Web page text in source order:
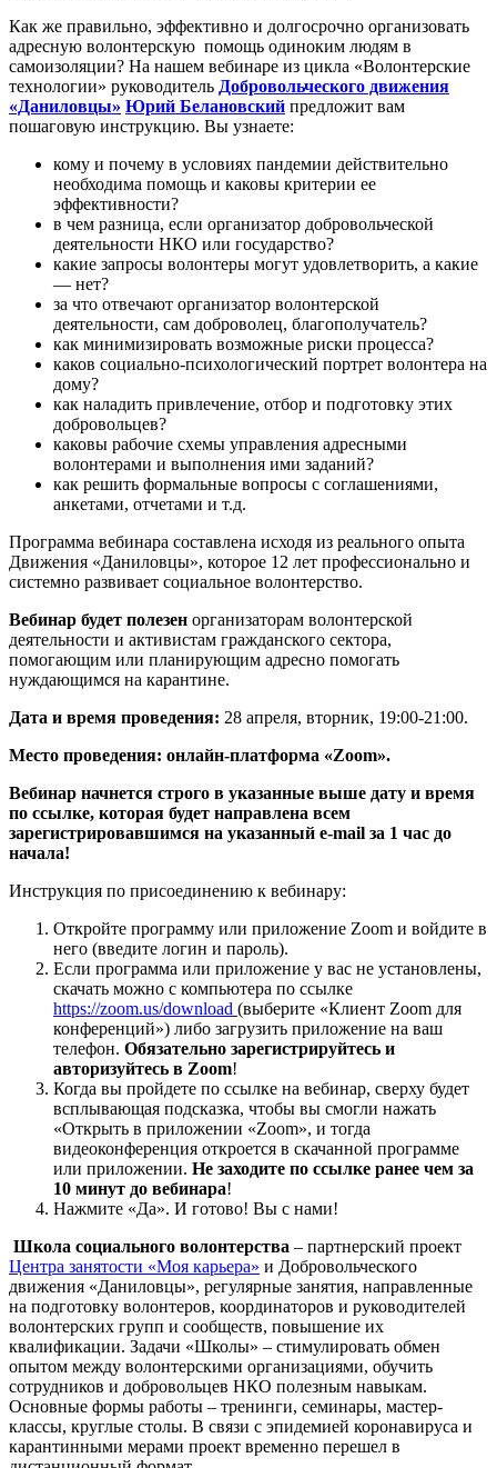
Как же правильно, эффективно и долгосрочно организовать
адресную волонтерскую помощь одиноким людям в
самоизоляции? На нашем вебинаре из цикла «Волонтерские
технологии» руководитель Добровольческого движения
«Даниловцы» Юрий Белановский предложит вам
пошаговую инструкцию. Вы узнаете:
кому и почему в условиях пандемии действительно
необходима помощь и каковы критерии ее
эффективности?
в чем разница, если организатор добровольческой
деятельности НКО или государство?
какие запросы волонтеры могут удовлетворить, а какие
— нет?
за что отвечают организатор волонтерской
деятельности, сам доброволец, благополучатель?
как минимизировать возможные риски процесса?
каков социально-психологический портрет волонтера на
дому?
как наладить привлечение, отбор и подготовку этих
добровольцев?
каковы рабочие схемы управления адресными
волонтерами и выполнения ими заданий?
как решить формальные вопросы с соглашениями,
анкетами, отчетами и т.д.
Программа вебинара составлена исходя из реального опыта
Движения «Даниловцы», которое 12 лет профессионально и
системно развивает социальное волонтерство.
Вебинар будет полезен организаторам волонтерской
деятельности и активистам гражданского сектора,
помогающим или планирующим адресно помогать
нуждающимся на карантине.
Дата и время проведения: 28 апреля, вторник, 19:00-21:00.
Место проведения: онлайн-платформа «Zoom».
Вебинар начнется строго в указанные выше дату и время
по ссылке, которая будет направлена всем
зарегистрировавшимся на указанный e-mail за 1 час до
начала!
Инструкция по присоединению к вебинару:
Откройте программу или приложение Zoom и войдите в
него (введите логин и пароль).
Если программа или приложение у вас не установлены,
скачать можно с компьютера по ссылке
https://zoom.us/download (выберите «Клиент Zoom для
конференций») либо загрузить приложение на ваш
телефон. Обязательно зарегистрируйтесь и
авторизуйтесь в Zoom!
Когда вы пройдете по ссылке на вебинар, сверху будет
всплывающая подсказка, чтобы вы смогли нажать
«Открыть в приложении «Zoom», и тогда
видеоконференция откроется в скачанной программе
или приложении. Не заходите по ссылке ранее чем за
10 минут до вебинара!
Нажмите «Да». И готово! Вы с нами!
Школа социального волонтерства – партнерский проект
Центра занятости «Моя карьера» и Добровольческого
движения «Даниловцы», регулярные занятия, направленные
на подготовку волонтеров, координаторов и руководителей
волонтерских групп и сообществ, повышение их
квалификации. Задачи «Школы» – стимулировать обмен
опытом между волонтерскими организациями, обучить
сотрудников и добровольцев НКО полезным навыкам.
Основные формы работы – тренинги, семинары, мастер-
классы, круглые столы. В связи с эпидемией коронавируса и
карантинными мерами проект временно перешел в